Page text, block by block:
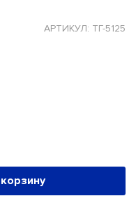
АРТИКУЛ: ТГ-5125